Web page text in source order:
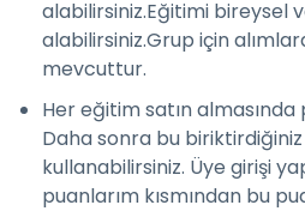
alabilirsiniz.Eğitimi bireysel
alabilirsiniz.Grup için
mevcuttur.
Her eğitim satın almasında
Daha sonra bu
kullanabilirsiniz. Üye girişi
puanlarım kısmından bu